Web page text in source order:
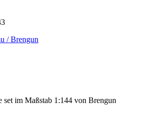
/ Brengun
set im Maßstab 1:144 von Brengun